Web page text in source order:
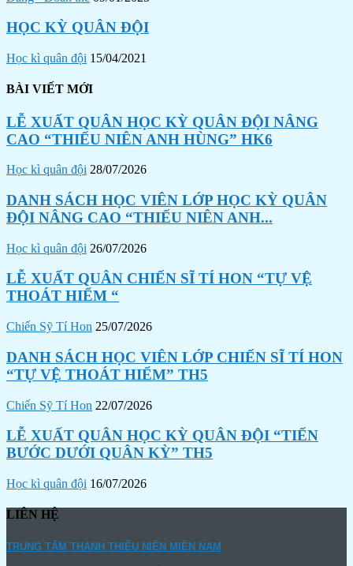
HỌC KỲ QUÂN ĐỘI
Học kì quân đội 15/04/2021
BÀI VIẾT MỚI
LỄ XUẤT QUÂN HỌC KỲ QUÂN ĐỘI NÂNG
CAO “THIẾU NIÊN ANH HÙNG” HK6
Học kì quân đội 28/07/2026
DANH SÁCH HỌC VIÊN LỚP HỌC KỲ QUÂN
ĐỘI NÂNG CAO “THIẾU NIÊN ANH...
Học kì quân đội 26/07/2026
LỄ XUẤT QUÂN CHIẾN SĨ TÍ HON “TỰ VỆ
THOÁT HIỂM “
Chiến Sỹ Tí Hon 25/07/2026
DANH SÁCH HỌC VIÊN LỚP CHIẾN SĨ TÍ HON
“TỰ VỆ THOÁT HIỂM” TH5
Chiến Sỹ Tí Hon 22/07/2026
LỄ XUẤT QUÂN HỌC KỲ QUÂN ĐỘI “TIẾN
BƯỚC DƯỚI QUÂN KỲ” TH5
Học kì quân đội 16/07/2026
LIÊN HỆ
TRUNG TÂM THANH THIẾU NIÊN MIỀN NAM